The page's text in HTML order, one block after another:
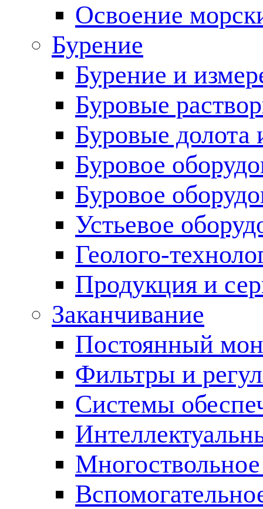
Освоение
Бурение
Бурение и
Буровые
Буровые долота
Буровое
Буровое
Устьевое
Геолого-
Продукция и
Заканчивание
Постоянный
Фильтры и
Cистемы